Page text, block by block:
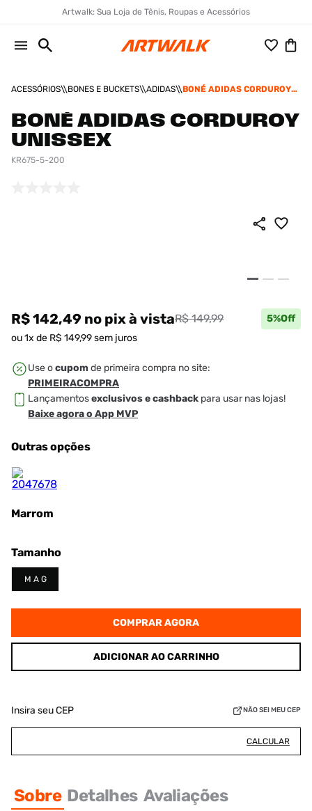
Artwalk: Sua Loja de Tênis, Roupas e Acessórios
ACESSÓRIOS BONES E BUCKETS ADIDAS
BONÉ ADIDAS CORDUROY
BONÉ ADIDAS CORDUROY
UNISSEX
KR675-5-200
R$ 142,49 no pixà vistaR$ 149,99 5%Off
ou1x de R$ 149,99sem juros
Use ocupom de primeira compra no site:
PRIMEIRACOMPRA
Lançamentosexclusivos e cashback para usar nas lojas!
Baixe agora o App MVP
Outras opções
Marrom
Tamanho
M A G
COMPRAR AGORA
ADICIONAR AO CARRINHO
Insira seu CEP NÃO SEI MEU CEP
CALCULAR
Sobre Detalhes Avaliações